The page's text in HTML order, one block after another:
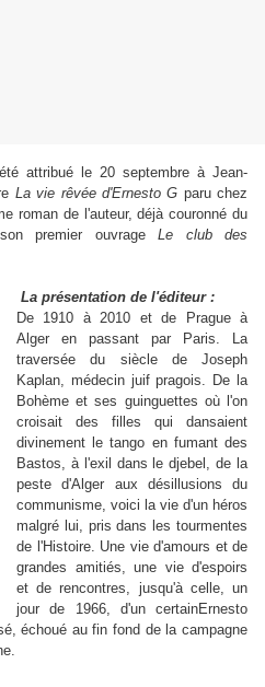
attribué le 20 septembre à Jean-
La vie rêvée d'Ernesto G paru chez
roman de l'auteur, déjà couronné du
premier ouvrageLe club des
La présentation de l'éditeur :
De 1910 à 2010 et de Prague à
Alger en passant par Paris. La
traversée du siècle de Joseph
Kaplan, médecin juif pragois. De la
Bohème et ses guinguettes où l'on
croisait des filles qui dansaient
divinement le tango en fumant des
Bastos, à l'exil dans le djebel, de la
peste d'Alger aux désillusions du
communisme, voici la vie d'un héros
malgré lui, pris dans les tourmentes
de l'Histoire. Une vie d'amours et de
grandes amitiés, une vie d'espoirs
et de rencontres, jusqu'à celle, un
jour de 1966, d'un certainErnesto
échoué au fin fond de la campagne